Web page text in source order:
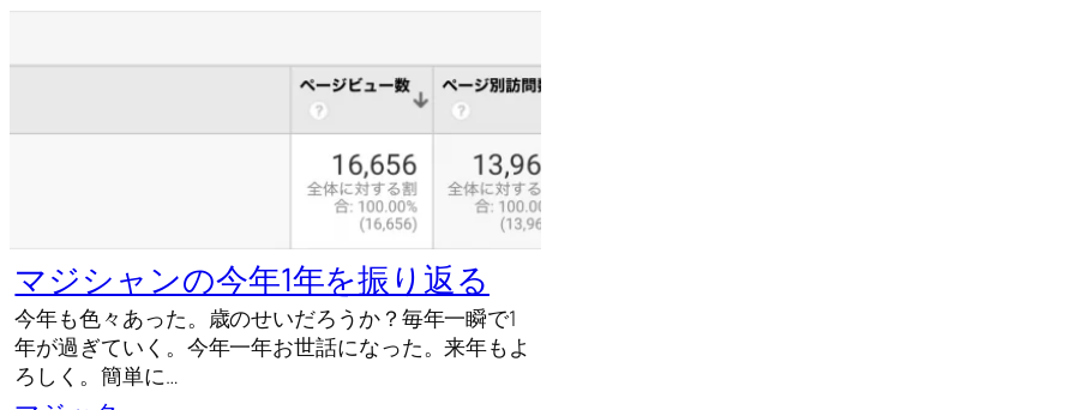
マジシャンの今年1年を振り返る
今年も色々あった。歳のせいだろうか？毎年一瞬で1
年が過ぎていく。今年一年お世話になった。来年もよ
ろしく。簡単に…